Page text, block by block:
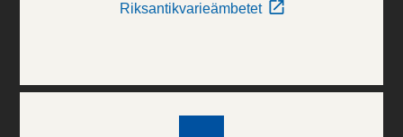
Riksantikvarieämbetet